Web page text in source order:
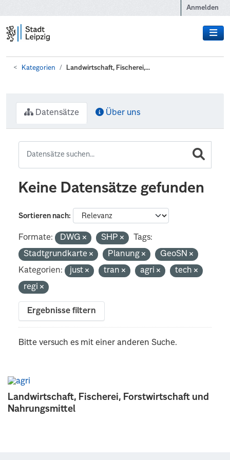
Anmelden
Kategorien Landwirtschaft, Fischerei,...
Landwirtschaft, Fischerei, Forstwirtschaft und
Nahrungsmittel
Datensätze Über uns
Keine Datensätze gefunden
Sortieren nach
Formate: DWG SHP
Tags:
Stadtgrundkarte
Planung
GeoSN
Kategorien:
just tran agri
tech
regi
Ergebnisse filtern
Bitte versuch es mit einer anderen Suche.